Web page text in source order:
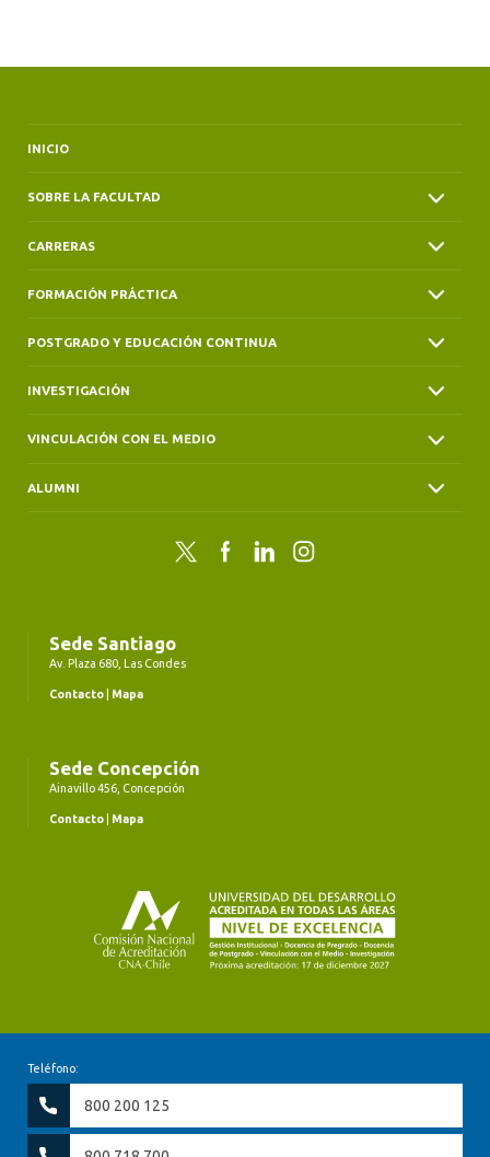
INICIO
SOBRE LA FACULTAD
CARRERAS
FORMACIÓN PRÁCTICA
POSTGRADO Y EDUCACIÓN CONTINUA
INVESTIGACIÓN
VINCULACIÓN CON EL MEDIO
ALUMNI
Twitter FacebookLinkedInInstagram
Sede Santiago
Av. Plaza 680, Las Condes
Contacto Mapa
Sede Concepción
Ainavillo 456, Concepción
Contacto Mapa
Teléfono:
800 200 125